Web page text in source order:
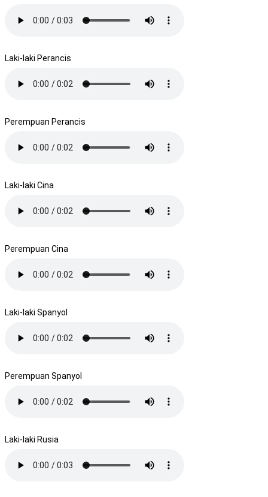
Laki-laki Perancis
Perempuan Perancis
Laki-laki Cina
Perempuan Cina
Laki-laki Spanyol
Perempuan Spanyol
Laki-laki Rusia